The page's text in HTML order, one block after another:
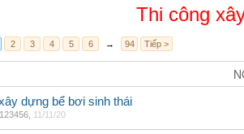
Thi công
2 3 4 5 6 → 94 Tiếp >
dựng bể bơi sinh thái
11/11/20